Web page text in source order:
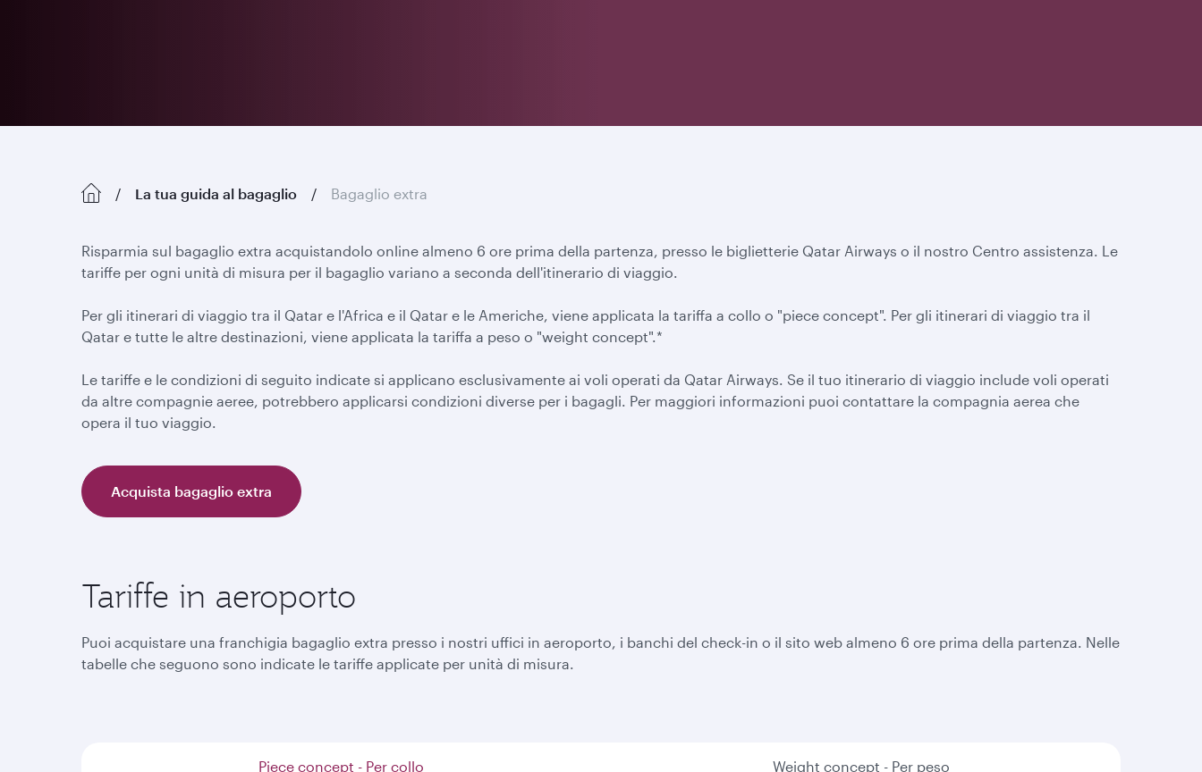
La tua guida al bagaglio Bagaglio extra
Risparmia sul bagaglio extra acquistandolo online almeno 6 ore prima della partenza, presso le biglietterie Qatar Airways o il nostro Centro assistenza. Le
tariffe per ogni unità di misura per il bagaglio variano a seconda dell'itinerario di viaggio.
Per gli itinerari di viaggio tra il Qatar e l'Africa e il Qatar e le Americhe, viene applicata la tariffa a collo o "piece concept". Per gli itinerari di viaggio tra il
Qatar e tutte le altre destinazioni, viene applicata la tariffa a peso o "weight concept".*
Le tariffe e le condizioni di seguito indicate si applicano esclusivamente ai voli operati da Qatar Airways. Se il tuo itinerario di viaggio include voli operati
da altre compagnie aeree, potrebbero applicarsi condizioni diverse per i bagagli. Per maggiori informazioni puoi contattare la compagnia aerea che
opera il tuo viaggio.
Acquista bagaglio extra
Tariffe in aeroporto
Puoi acquistare una franchigia bagaglio extra presso i nostri uffici in aeroporto, i banchi del check-in o il sito web almeno 6 ore prima della partenza. Nelle
tabelle che seguono sono indicate le tariffe applicate per unità di misura.
Piece concept - Per collo Weight concept - Per peso